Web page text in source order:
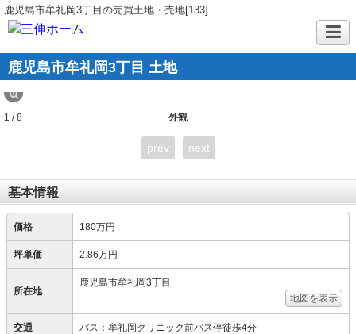
鹿児島市牟礼岡3丁目の売買土地・売地[133]
鹿児島市牟礼岡3丁目 土地
外観
1 / 8
prev next
基本情報
価格 180万円
坪単価 2.86万円
所在地
鹿児島市牟礼岡3丁目
地図を表示
交通 バス：牟礼岡クリニック前バス停徒歩4分